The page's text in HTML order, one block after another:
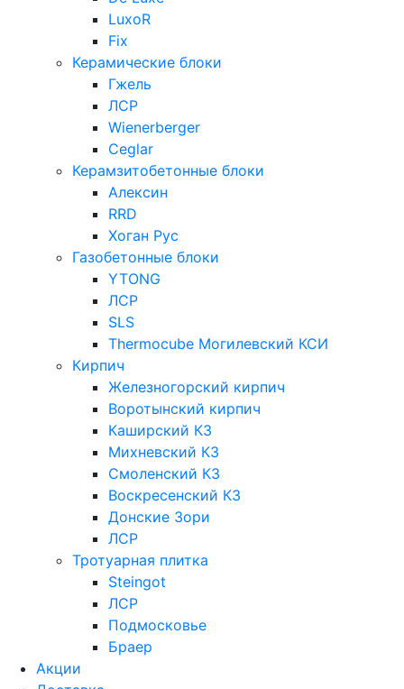
LuxoR
Fix
Керамические блоки
Гжель
ЛСР
Wienerberger
Ceglar
Керамзитобетонные блоки
Алексин
RRD
Хоган Рус
Газобетонные блоки
YTONG
ЛСР
SLS
Thermocube Могилевский КСИ
Кирпич
Железногорский кирпич
Воротынский кирпич
Каширский КЗ
Михневский КЗ
Смоленский КЗ
Воскресенский КЗ
Донские Зори
ЛСР
Тротуарная плитка
Steingot
ЛСР
Подмосковье
Браер
Акции